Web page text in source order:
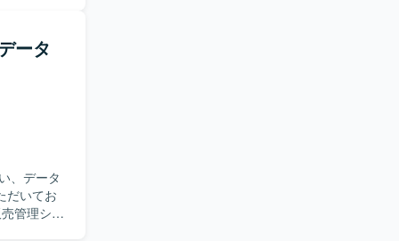
ます。
内外の
を基に
ロセスに
ターや
作成を行
ータ
、データ
だいてお